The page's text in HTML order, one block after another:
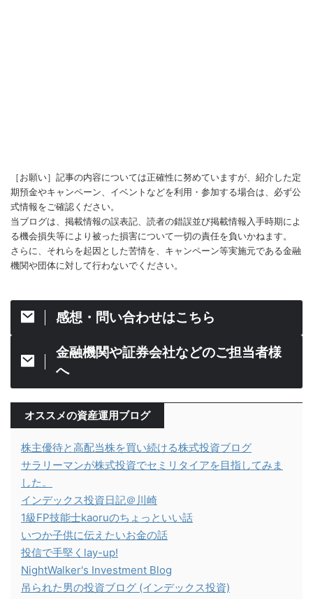
［お願い］記事の内容については正確性に努めていますが、紹介した定
期預金やキャンペーン、イベントなどを利用・参加する場合は、必ず公
式情報をご確認ください。
当ブログは、掲載情報の誤表記、読者の錯誤並び掲載情報入手時期によ
る機会損失等により被った損害について一切の責任を負いかねます。
さらに、それらを起因とした苦情を、キャンペーン等実施元である金融
機関や団体に対して行わないでください。
感想・問い合わせはこちら
金融機関や証券会社などのご担当者様
へ
オススメの資産運用ブログ
株主優待と高配当株を買い続ける株式投資ブログ
サラリーマンが株式投資でセミリタイアを目指してみま
した。
インデックス投資日記＠川崎
1級FP技能士kaoruのちょっといい話
いつか子供に伝えたいお金の話
投信で手堅くlay-up!
NightWalker's Investment Blog
吊られた男の投資ブログ (インデックス投資)